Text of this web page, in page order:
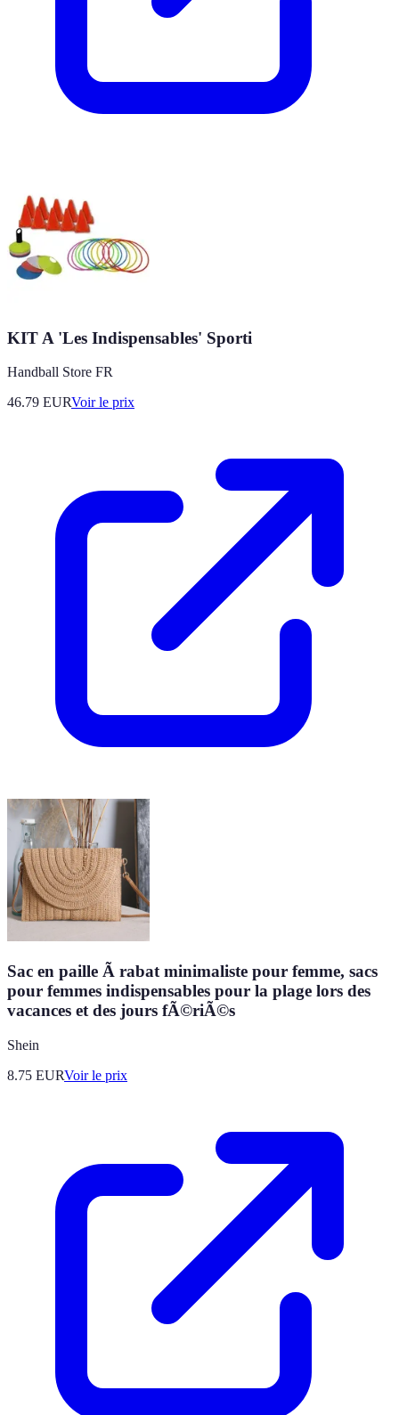
KIT A 'Les Indispensables' Sporti
Handball Store FR
46.79 EURVoir le prix
Sac en paille Ã rabat minimaliste pour femme, sacs
pour femmes indispensables pour la plage lors des
vacances et des jours fÃ©riÃ©s
Shein
8.75 EURVoir le prix